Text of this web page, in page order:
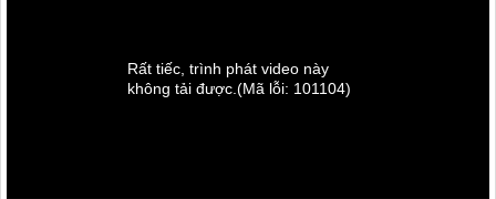
Rất tiếc, trình phát video này
không tải được. (Mã lỗi: 101104)